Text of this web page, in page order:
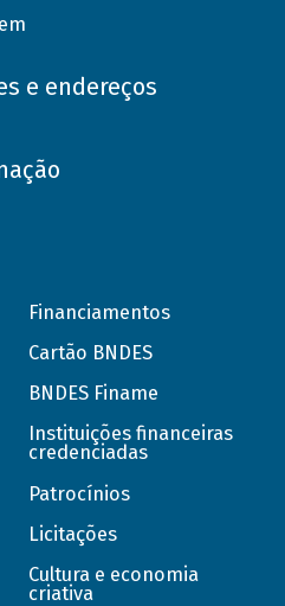
e endereços
Financiamentos
Cartão BNDES
BNDES Finame
Instituições financeiras
credenciadas
Patrocínios
Licitações
Cultura e economia
criativa